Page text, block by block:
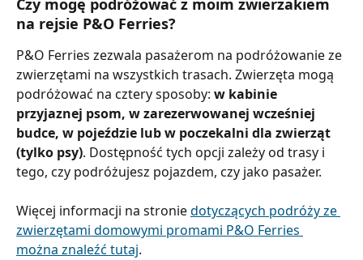
Czy mogę podróżować z moim zwierzakiem
na rejsie P&O Ferries?
P&O Ferries zezwala pasażerom na podróżowanie ze
zwierzętami na wszystkich trasach. Zwierzęta mogą
podróżować na cztery sposoby: w kabinie
przyjaznej psom, w zarezerwowanej wcześniej
budce, w pojeździe lub w poczekalni dla zwierząt
(tylko psy). Dostępność tych opcji zależy od trasy i
tego, czy podróżujesz pojazdem, czy jako pasażer.
Więcej informacji na stronie dotyczących podróży ze
zwierzętami domowymi promami P&O Ferries
można znaleźć tutaj.